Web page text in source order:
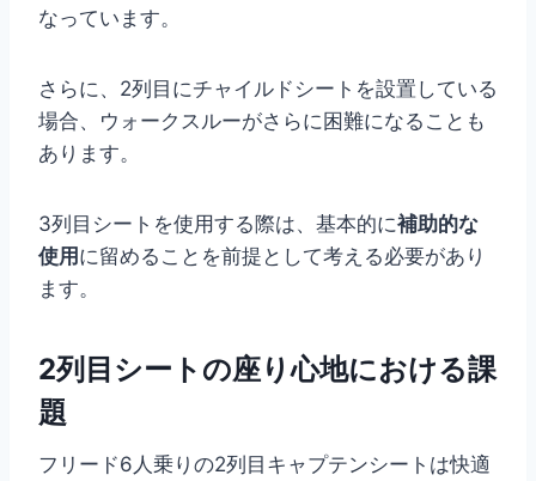
なっています。
さらに、2列目にチャイルドシートを設置している
場合、ウォークスルーがさらに困難になることも
あります。
3列目シートを使用する際は、基本的に補助的な
使用 に留めることを前提として考える必要があり
ます。
2列目シートの座り心地における課
題
フリード6人乗りの2列目キャプテンシートは快適